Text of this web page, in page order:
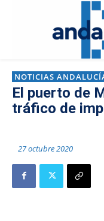
NOTICIAS
El puerto de
tráfico de
27 octubre 2020